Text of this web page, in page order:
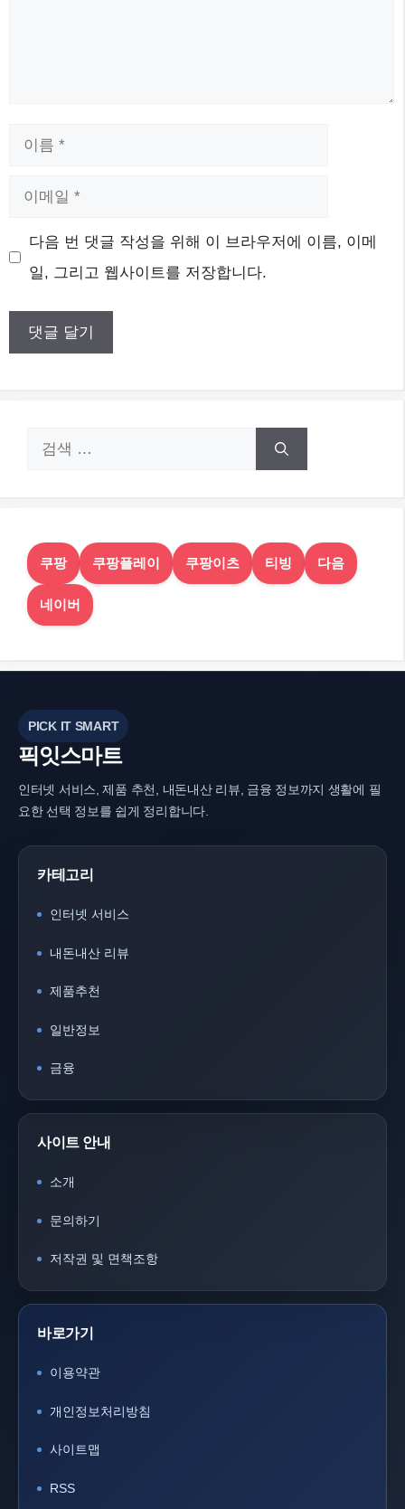
일
다음 번 댓글 작성을 위해 이 브라우저에 이름, 이메
일, 그리고 웹사이트를 저장합니다.
쿠팡 쿠팡플레이 쿠팡이츠 티빙 다음
네이버
PICK IT SMART
픽잇스마트
인터넷 서비스, 제품 추천, 내돈내산 리뷰, 금융 정보까지 생활에 필
요한 선택 정보를 쉽게 정리합니다.
카테고리
인터넷 서비스
내돈내산 리뷰
제품추천
일반정보
금융
사이트 안내
소개
문의하기
저작권 및 면책조항
바로가기
이용약관
개인정보처리방침
사이트맵
RSS